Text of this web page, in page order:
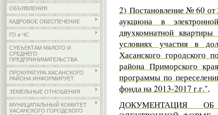
ОБЪЯВЛЕНИЯ
КАДРОВОЕ ОБЕСПЕЧЕНИЕ
ГО и ЧС
СУБЪЕКТАМ МАЛОГО И
СРЕДНЕГО
ПРЕДПРИНИМАТЕЛЬСТВА
ПРОКУРАТУРА ХАСАНСКОГО
РАЙОНА ИНФОРМИРУЕТ
ЗЕМЕЛЬНЫЕ ОТНОШЕНИЯ
МУНИЦИПАЛЬНЫЙ КОМИТЕТ
ХАСАНСКОГО ГОРОДСКОГО
2) Постановление № 60 от
аукциона в
двухкомнатной
условиях участия в
Хасанского городского
района Приморского
программы по
фонда на 2013-2017 г.г.",
ДОКУМЕНТАЦИЯ